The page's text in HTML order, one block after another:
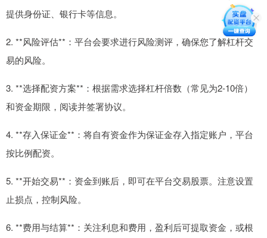
提供身份证、银行卡等信息。
2. **风险评估**：平台会要求进行风险测评，确保您了解杠杆交
易的风险。
3. **选择配资方案**：根据需求选择杠杆倍数（常见为2-10倍）
和资金期限，阅读并签署协议。
4. **存入保证金**：将自有资金作为保证金存入指定账户，平台
按比例配资。
5. **开始交易**：资金到账后，即可在平台交易股票。注意设置
止损点，控制风险。
6. **费用与结算**：关注利息和费用，盈利后可提取资金，或根